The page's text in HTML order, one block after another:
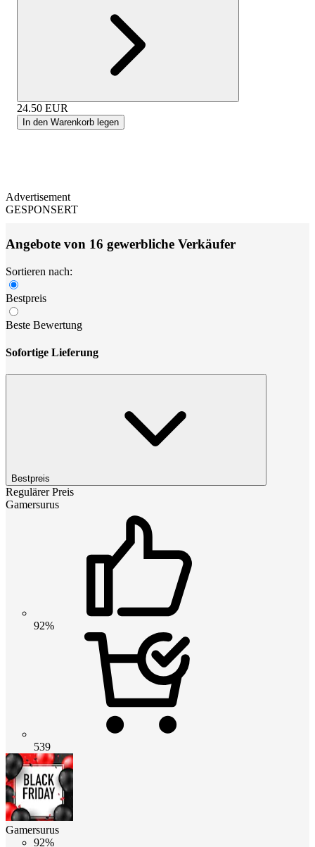
24.50 EUR
In den Warenkorb legen
Advertisement
GESPONSERT
Angebote von 16 gewerbliche Verkäufer
Sortieren nach:
Bestpreis
Beste Bewertung
Sofortige Lieferung
Bestpreis
Regulärer Preis
Gamersurus
92%
539
Gamersurus
92%